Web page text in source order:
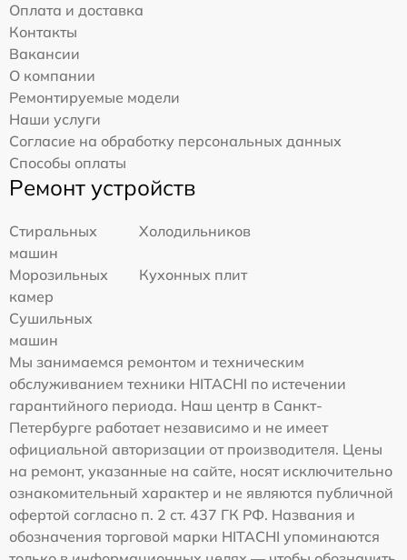
Оплата и доставка
Контакты
Вакансии
О компании
Ремонтируемые модели
Наши услуги
Согласие на обработку персональных данных
Способы оплаты
Ремонт устройств
Стиральных
машин
Холодильников
Морозильных
камер
Кухонных плит
Сушильных
машин
Мы занимаемся ремонтом и техническим
обслуживанием техники HITACHI по истечении
гарантийного периода. Наш центр в Санкт-
Петербурге работает независимо и не имеет
официальной авторизации от производителя. Цены
на ремонт, указанные на сайте, носят исключительно
ознакомительный характер и не являются публичной
офертой согласно п. 2 ст. 437 ГК РФ. Названия и
обозначения торговой марки HITACHI упоминаются